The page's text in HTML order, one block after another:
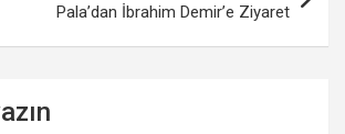
Pala’dan İbrahim Demir’e Ziyaret